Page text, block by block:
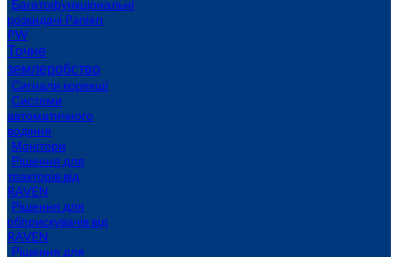
Багатофункціональні
розкидачі Panien
PW
Точне
землеробство
Сигнали корекції
Системи
автоматичного
водіння
Монітори
Рішення для
тракторів від
RAVEN
Рішення для
обприскувачів від
RAVEN
Рішення для